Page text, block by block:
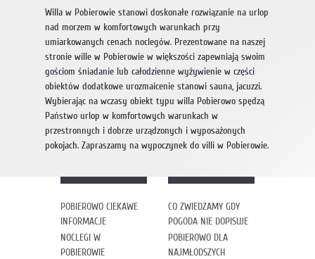
Willa w Pobierowie stanowi doskonałe rozwiązanie na urlop
nad morzem w komfortowych warunkach przy
umiarkowanych cenach noclegów. Prezentowane na naszej
stronie wille w Pobierowie w większości zapewniają swoim
gościom śniadanie lub całodzienne wyżywienie w części
obiektów dodatkowe urozmaicenie stanowi sauna, jacuzzi.
Wybierając na wczasy obiekt typu willa Pobierowo spędzą
Państwo urlop w komfortowych warunkach w
przestronnych i dobrze urządzonych i wyposażonych
pokojach. Zapraszamy na wypoczynek do villi w Pobierowie.
POBIEROWO CIEKAWE
INFORMACJE
NOCLEGI W
POBIEROWIE
CO ZWIEDZAMY GDY
POGODA NIE DOPISUJE
POBIEROWO DLA
NAJMŁODSZYCH